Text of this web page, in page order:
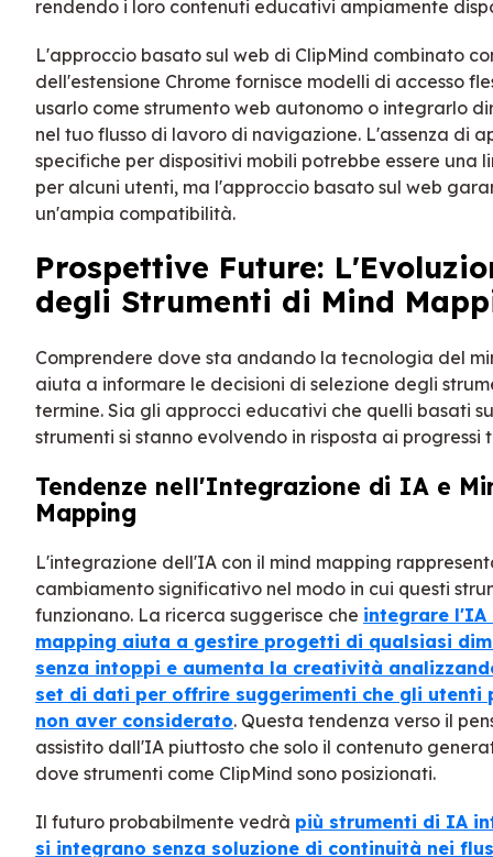
rendendo i loro contenuti educativi ampiamente
L'approccio basato sul web di ClipMind combinato
dell'estensione Chrome fornisce modelli di accesso
usarlo come strumento web autonomo o integrarlo
nel tuo flusso di lavoro di navigazione. L'assenza di
specifiche per dispositivi mobili potrebbe essere una
per alcuni utenti, ma l'approccio basato sul web
un'ampia compatibilità.
Prospettive Future:
degli Strumenti di Mind
Comprendere dove sta andando la tecnologia del
aiuta a informare le decisioni di selezione degli
termine. Sia gli approcci educativi che quelli basati
strumenti si stanno evolvendo in risposta ai progressi
Tendenze nell'Integrazione di IA e
Mapping
L'integrazione dell'IA con il mind mapping
cambiamento significativo nel modo in cui questi
funzionano. La ricerca suggerisce che integrare l'IA
mapping aiuta a gestire progetti di qualsiasi
senza intoppi e aumenta la creatività
set di dati per offrire suggerimenti che gli utenti
non aver considerato. Questa tendenza verso il
assistito dall'IA piuttosto che solo il contenuto
dove strumenti come ClipMind sono posizionati.
Il futuro probabilmente vedrà più strumenti di IA
si integrano senza soluzione di continuità nei